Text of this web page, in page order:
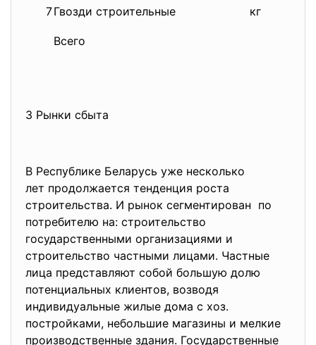
7Гвозди строительные кг
Всего
3 Рынки сбыта
В Республике Беларусь уже несколько
лет продолжается тенденция роста
строительства. И рынок сегментирован по
потребителю на: строительство
государственными организациями и
строительство частными лицами. Частные
лица представляют собой большую долю
потенциальных клиентов, возводя
индивидуальные жилые дома с хоз.
постройками, небольшие магазины и мелкие
производственные здания. Государственные